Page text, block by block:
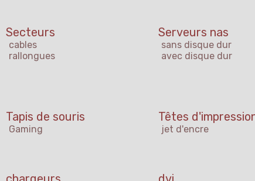
Secteurs
cables
rallongues
Serveurs nas
sans disque dur
avec disque dur
Tapis de souris
Gaming
Têtes
jet d'encre